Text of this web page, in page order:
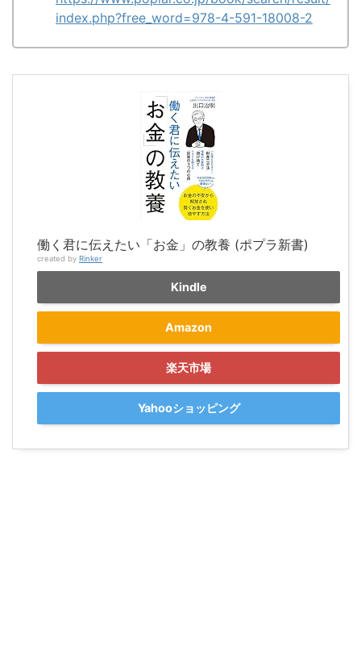
index.php?free_word=978-4-591-18008-2
働く君に伝えたい「お金」の教養 (ポプラ新書)
created by Rinker
Kindle
Amazon
楽天市場
Yahooショッピング